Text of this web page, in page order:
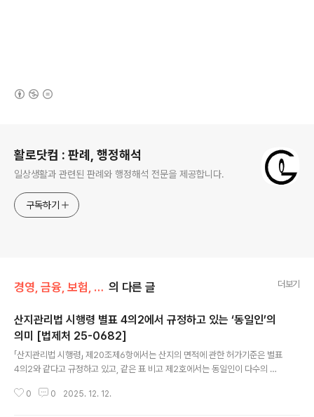
활로닷컴 : 판례, 행정해석
일상생활과 관련된 판례와 행정해석 전문을 제공합니다.
구독하기
경영, 금융, 보험, 상법 의 다른 글 더보기
산지관리법 시행령 별표 4의2에서 규정하고 있는 ‘동일인’의
의미 [법제처 25-0682]
「산지관리법 시행령」 제20조제6항에서는 산지의 면적에 관한 허가기준은 별표
4의2와 같다고 규정하고 있고, 같은 표 비고 제2호에서는 동일인이 다수의 산
가면적은 목적사업의 동일성이 인정되는 범위에서 해당 산지전용허가를 신청하
0 0 2025. 12. 12.